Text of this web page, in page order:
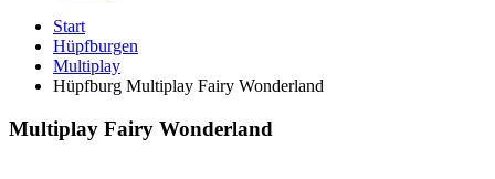
Start
Hüpfburgen
Multiplay
Hüpfburg Multiplay Fairy Wonderland
Multiplay Fairy Wonderland